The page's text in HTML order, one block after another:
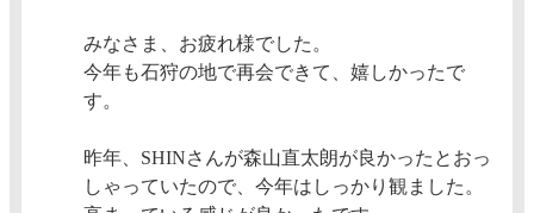
みなさま、お疲れ様でした。
今年も石狩の地で再会できて、嬉しかったで
す。
昨年、SHINさんが森山直太朗が良かったとおっ
しゃっていたので、今年はしっかり観ました。